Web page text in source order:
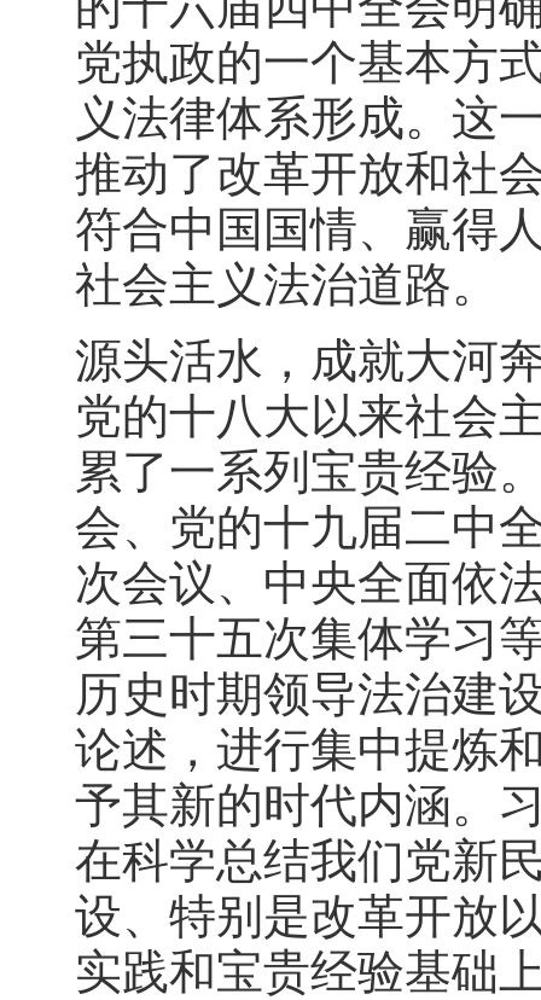
党执政的一个基本方
义法律体系形成。这
推动了改革开放和社
符合中国国情、赢得
社会主义法治道路。
源头活水，成就大河
党的十八大以来社会
累了一系列宝贵经验
会、党的十九届二中
次会议、中央全面依
第三十五次集体学习
历史时期领导法治建
论述，进行集中提炼
予其新的时代内涵。
在科学总结我们党新
设、特别是改革开放
实践和宝贵经验基础